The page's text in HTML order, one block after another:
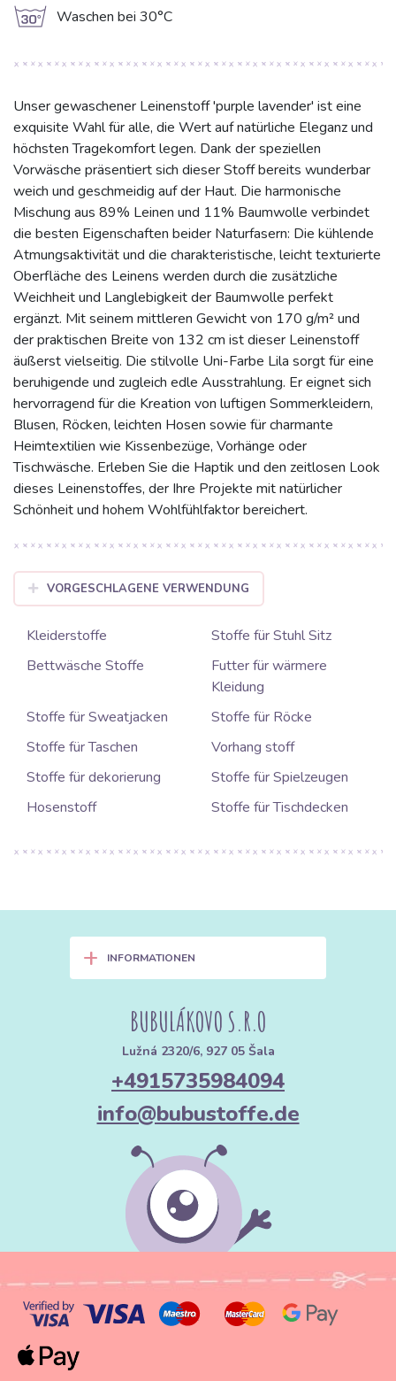
g Waschen bei 30°C
Unser gewaschener Leinenstoff 'purple lavender' ist eine
exquisite Wahl für alle, die Wert auf natürliche Eleganz und
höchsten Tragekomfort legen. Dank der speziellen
Vorwäsche präsentiert sich dieser Stoff bereits wunderbar
weich und geschmeidig auf der Haut. Die harmonische
Mischung aus 89% Leinen und 11% Baumwolle verbindet
die besten Eigenschaften beider Naturfasern: Die kühlende
Atmungsaktivität und die charakteristische, leicht texturierte
Oberfläche des Leinens werden durch die zusätzliche
Weichheit und Langlebigkeit der Baumwolle perfekt
ergänzt. Mit seinem mittleren Gewicht von 170 g/m² und
der praktischen Breite von 132 cm ist dieser Leinenstoff
äußerst vielseitig. Die stilvolle Uni-Farbe Lila sorgt für eine
beruhigende und zugleich edle Ausstrahlung. Er eignet sich
hervorragend für die Kreation von luftigen Sommerkleidern,
Blusen, Röcken, leichten Hosen sowie für charmante
Heimtextilien wie Kissenbezüge, Vorhänge oder
Tischwäsche. Erleben Sie die Haptik und den zeitlosen Look
dieses Leinenstoffes, der Ihre Projekte mit natürlicher
Schönheit und hohem Wohlfühlfaktor bereichert.
VORGESCHLAGENE VERWENDUNG
Kleiderstoffe
Stoffe für Stuhl Sitz
Bettwäsche Stoffe
Futter für wärmere
Kleidung
Stoffe für Sweatjacken
Stoffe für Röcke
Stoffe für Taschen
Vorhang stoff
Stoffe für dekorierung
Stoffe für Spielzeugen
Hosenstoff
Stoffe für Tischdecken
+ INFORMATIONEN
BUBULÁKOVO S.R.O
Lužná 2320/6, 927 05 Šala
+4915735984094
info@bubustoffe.de